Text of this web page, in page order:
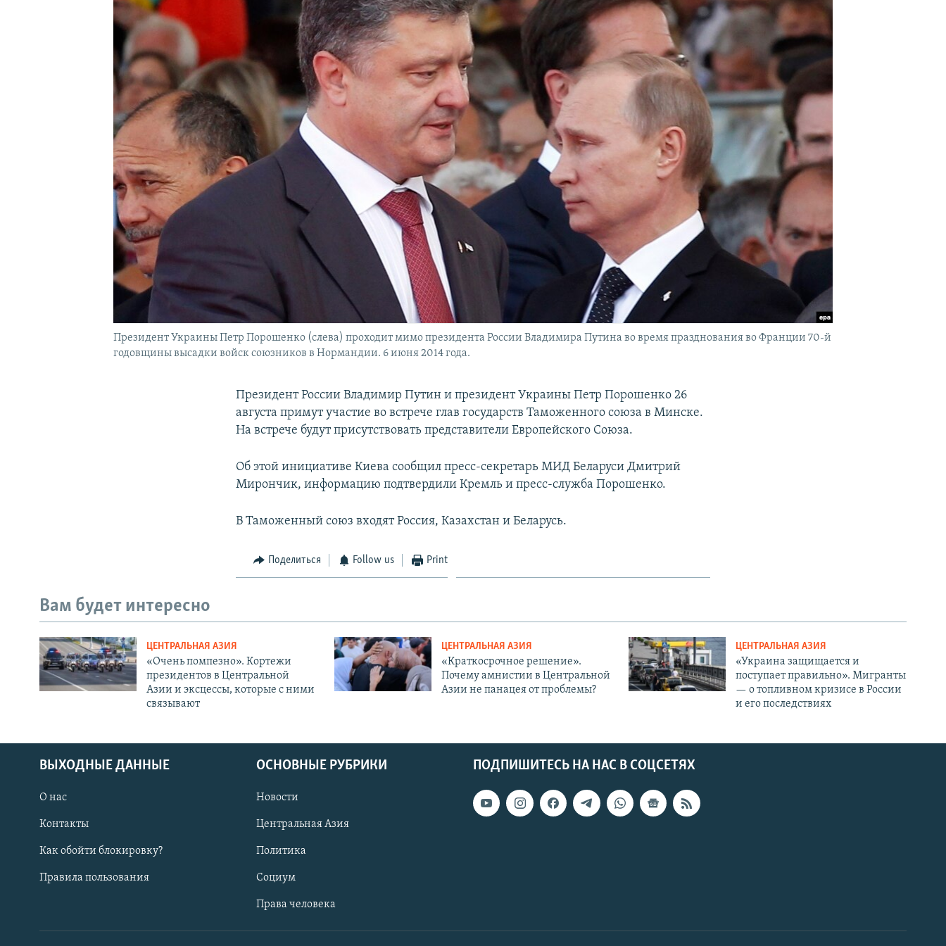
Президент Украины Петр Порошенко (слева) проходит мимо президента России Владимира Путина во время празднования во Франции 70-й
годовщины высадки войск союзников в Нормандии. 6 июня 2014 года.
Президент России Владимир Путин и президент Украины Петр Порошенко 26
августа примут участие во встрече глав государств Таможенного союза в Минске.
На встрече будут присутствовать представители Европейского Союза.
Об этой инициативе Киева сообщил пресс-секретарь МИД Беларуси Дмитрий
Мирончик, информацию подтвердили Кремль и пресс-служба Порошенко.
В Таможенный союз входят Россия, Казахстан и Беларусь.
Поделиться Follow us Print
Вам будет интересно
ЦЕНТРАЛЬНАЯ АЗИЯ
«Очень помпезно». Кортежи
президентов в Центральной
Азии и эксцессы, которые с ними
связывают
ЦЕНТРАЛЬНАЯ АЗИЯ
«Краткосрочное решение».
Почему амнистии в Центральной
Азии не панацея от проблемы?
ЦЕНТРАЛЬНАЯ АЗИЯ
«Украина защищается и
поступает правильно». Мигранты
— о топливном кризисе в России
и его последствиях
ПОДПИШИТЕСЬ НА НАС В СОЦСЕТЯХ
ВЫХОДНЫЕ ДАННЫЕ
О нас
Контакты
Как обойти блокировку?
Правила пользования
ОСНОВНЫЕ РУБРИКИ
Новости
Центральная Азия
Политика
Социум
Права человека